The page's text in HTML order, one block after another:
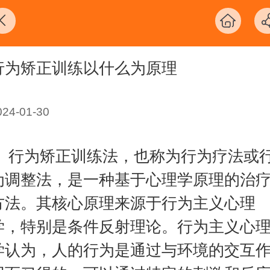
为矫正训练以什么为原理
01-30
行为矫正训练法，也称为行为疗法或
调整法，是一种基于心理学原理的治疗
法。其核心原理来源于行为主义心理
，特别是条件反射理论。行为主义心理
认为，人的行为是通过与环境的交互作